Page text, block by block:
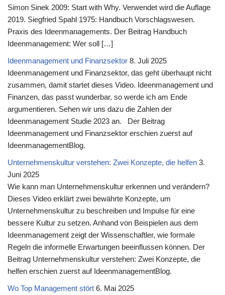
Simon Sinek 2009: Start with Why. Verwendet wird die Auflage
2019. Siegfried Spahl 1975: Handbuch Vorschlagswesen.
Praxis des Ideenmanagements. Der Beitrag Handbuch
Ideenmanagement: Wer soll […]
Ideenmanagement und Finanzsektor 8. Juli 2025
Ideenmanagement und Finanzsektor, das geht überhaupt nicht
zusammen, damit startet dieses Video. Ideenmanagement und
Finanzen, das passt wunderbar, so werde ich am Ende
argumentieren. Sehen wir uns dazu die Zahlen der
Ideenmanagement Studie 2023 an. Der Beitrag
Ideenmanagement und Finanzsektor erschien zuerst auf
IdeenmanagementBlog.
Unternehmenskultur verstehen: Zwei Konzepte, die helfen 3.
Juni 2025
Wie kann man Unternehmenskultur erkennen und verändern?
Dieses Video erklärt zwei bewährte Konzepte, um
Unternehmenskultur zu beschreiben und Impulse für eine
bessere Kultur zu setzen. Anhand von Beispielen aus dem
Ideenmanagement zeigt der Wissenschaftler, wie formale
Regeln die informelle Erwartungen beeinflussen können. Der
Beitrag Unternehmenskultur verstehen: Zwei Konzepte, die
helfen erschien zuerst auf IdeenmanagementBlog.
Wo Top Management stört 6. Mai 2025